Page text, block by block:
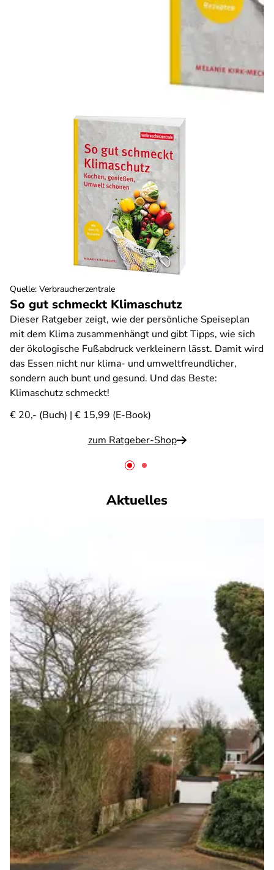
So gut schmeckt Klimaschutz
Dieser Ratgeber zeigt, wie der persönliche Speiseplan
mit dem Klima zusammenhängt und gibt Tipps, wie sich
der ökologische Fußabdruck verkleinern lässt. Damit wird
das Essen nicht nur klima- und umweltfreundlicher,
sondern auch bunt und gesund. Und das Beste:
Klimaschutz schmeckt!
€ 20,- (Buch) | € 15,99 (E-Book)
zum Ratgeber-Shop
Quelle: Verbraucherzentrale
Aktuelles